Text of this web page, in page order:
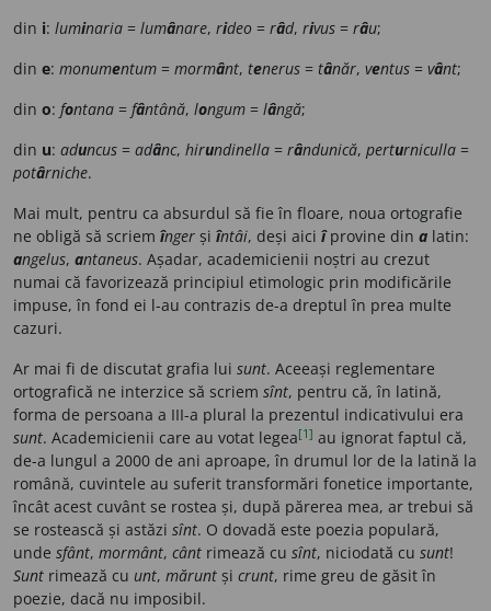
din i: luminaria = lumânare, rideo = râd, rivus = râu;
din e: monumentum = mormânt, tenerus = tânăr, ventus = vânt;
din o: fontana = fântână, longum = lângă;
din u: aduncus = adânc, hirundinella = rândunică, perturniculla =
potârniche.
Mai mult, pentru ca absurdul să fie în floare, noua ortografie
ne obligă să scriem înger și întâi, deși aici îprovine din a latin:
angelus, antaneus. Așadar, academicienii noștri au crezut
numai că favorizează principiul etimologic prin modificările
impuse, în fond ei l-au contrazis de-a dreptul în prea multe
cazuri.
Ar mai fi de discutat grafia lui sunt. Aceeași reglementare
ortografică ne interzice să scriem sînt, pentru că, în latină,
forma de persoana a III-a plural la prezentul indicativului era
sunt. Academicienii care au votat legea[1] au ignorat faptul că,
de-a lungul a 2000 de ani aproape, în drumul lor de la latină la
română, cuvintele au suferit transformări fonetice importante,
încât acest cuvânt se rostea și, după părerea mea, ar trebui să
se rostească și astăzi sînt. O dovadă este poezia populară,
unde sfânt, mormânt, cânt rimează cu sînt, niciodată cu sunt!
Sunt rimează cu unt, mărunt și crunt, rime greu de găsit în
poezie, dacă nu imposibil.